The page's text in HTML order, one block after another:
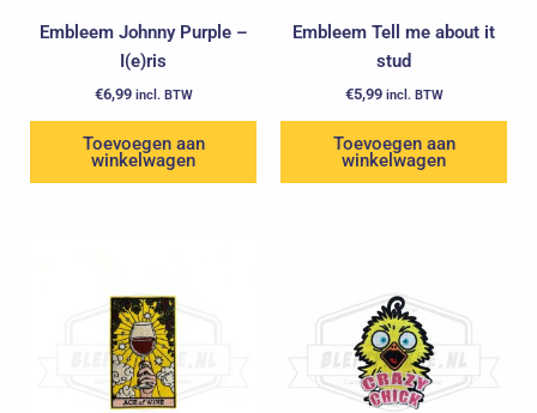
Embleem Johnny Purple –
I(e)ris
€6,99 incl. BTW
Toevoegen aan
winkelwagen
Embleem Tell me about it
stud
€5,99 incl. BTW
Toevoegen aan
winkelwagen